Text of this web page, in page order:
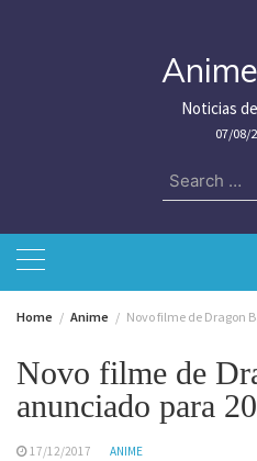
Noticias
07/08/
Search
for:
Home Anime Novo filme de Dragon
Novo filme de
anunciado para
17/12/2017 ANIME